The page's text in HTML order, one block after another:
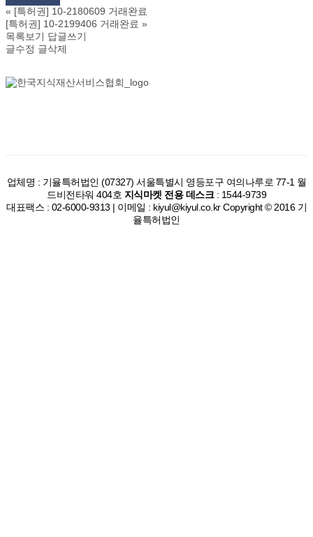
« [특허권] 10-2180609 거래완료
[특허권] 10-2199406 거래완료 »
목록보기
답글쓰기
글수정 글삭제
업체명 : 기율특허법인 (07327) 서울특별시 영등포구 여의나루로 77-1 월
드비전타워 404호 지식마켓 전용 데스크: 1544-9739
대표팩스 : 02-6000-9313 | 이메일 : kiyul@kiyul.co.kr Copyright © 2016 기
율특허법인